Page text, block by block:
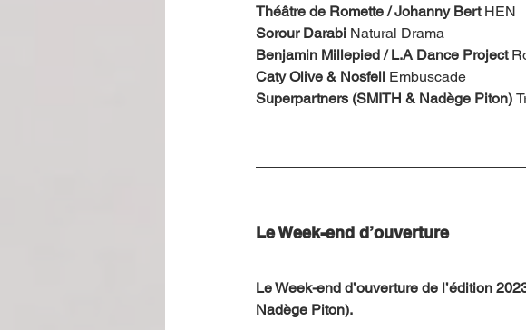
Théâtre de Romette / Johanny Bert HEN
Sorour Darabi Natural Drama
Benjamin Millepied / L.A Dance Project
Caty Olive & Nosfell Embuscade
Superpartners (SMITH & Nadège Piton)
Le Week-end d’ouverture
Le Week-end d’ouverture de l’édition
Nadège Piton).